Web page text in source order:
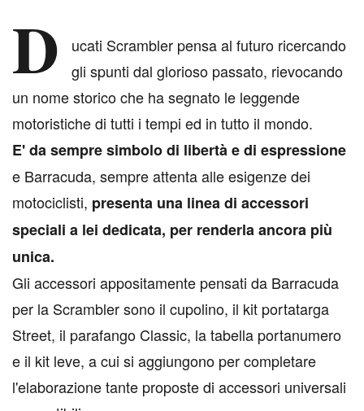
D
ucati Scrambler pensa al futuro ricercando
gli spunti dal glorioso passato, rievocando
un nome storico che ha segnato le leggende
motoristiche di tutti i tempi ed in tutto il mondo.
E' da sempre simbolo di libertà e di espressione
e Barracuda, sempre attenta alle esigenze dei
motociclisti, presenta una linea di accessori
speciali a lei dedicata, per renderla ancora più
unica.
Gli accessori appositamente pensati da Barracuda
per la Scrambler sono il cupolino, il kit portatarga
Street, il parafango Classic, la tabella portanumero
e il kit leve, a cui si aggiungono per completare
l'elaborazione tante proposte di accessori universali